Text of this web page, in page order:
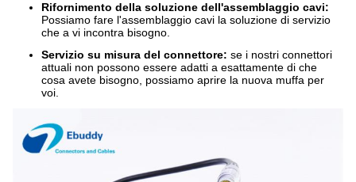
Rifornimento della soluzione dell'assemblaggio cavi:
Possiamo fare l'assemblaggio cavi la soluzione di servizio
che a vi incontra bisogno.
Servizio su misura del connettore: se i nostri connettori
attuali non possono essere adatti a esattamente di che
cosa avete bisogno, possiamo aprire la nuova muffa per
voi.